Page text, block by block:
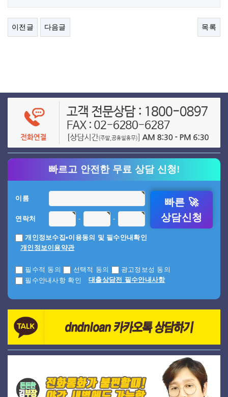
이전글 다음글 목록
빠르고 안전한 무료 상담 신청!
이름
연락처 - -
개인정보수집•이용동의 및 필수안내확인
개인정보이용약관
필수적 동의 선택적 동의
광고정보성 동의
필수안내사항 확인
대출상담전 필수안내사항
빠른 🚀
상담신청